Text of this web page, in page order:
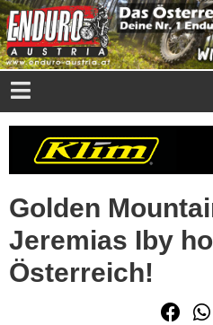
Golden
Jeremias Iby
Österreich!